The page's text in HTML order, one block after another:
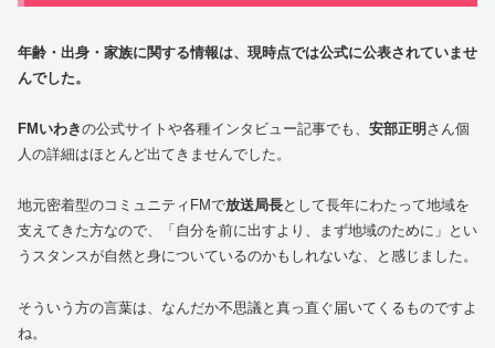
年齢・出身・家族に関する情報は、現時点では公式に公表されていませ
んでした。
FMいわきの公式サイトや各種インタビュー記事でも、 安部正明 さん個
人の詳細はほとんど出てきませんでした。
地元密着型のコミュニティFMで放送局長として長年にわたって地域を
支えてきた方なので、「自分を前に出すより、まず地域のために」とい
うスタンスが自然と身についているのかもしれないな、と感じました。
そういう方の言葉は、なんだか不思議と真っ直ぐ届いてくるものですよ
ね。